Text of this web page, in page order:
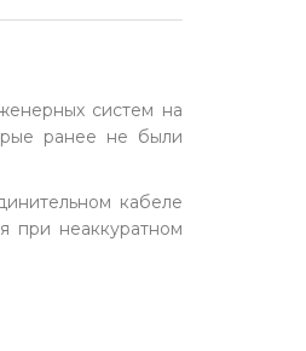
систем на
ранее не были
кабеле
при неаккуратном